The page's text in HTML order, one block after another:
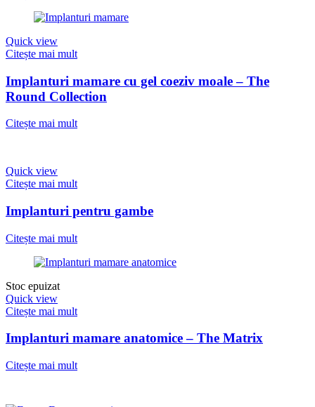
Quick view
Citește mai mult
Implanturi mamare cu gel coeziv moale – The
Round Collection
Citește mai mult
Quick view
Citește mai mult
Implanturi pentru gambe
Citește mai mult
Stoc epuizat
Quick view
Citește mai mult
Implanturi mamare anatomice – The Matrix
Citește mai mult